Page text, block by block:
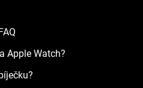
Apple Watch?